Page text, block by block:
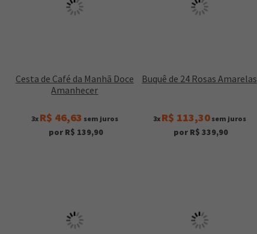
Cesta de Café da Manhã Doce
Amanhecer
3x R$ 46,63 sem juros
por R$ 139,90
Buquê de 24 Rosas Amarelas
3x R$ 113,30sem juros
por R$ 339,90